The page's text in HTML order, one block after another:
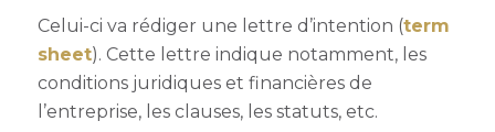
Celui-ci va rédiger une lettre d’intention (term
sheet). Cette lettre indique notamment, les
conditions juridiques et financières de
l’entreprise, les clauses, les statuts, etc.